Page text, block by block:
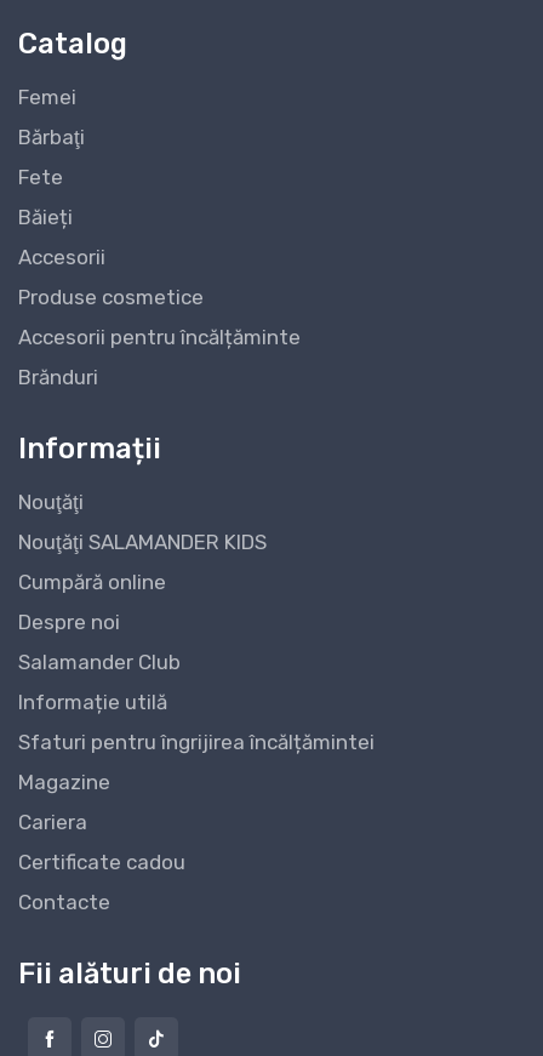
Catalog
Femei
Bărbaţi
Fete
Băieți
Accesorii
Produse cosmetice
Accesorii pentru încălțăminte
Brănduri
Informații
Nouţăţi
Nouţăţi SALAMANDER KIDS
Cumpără online
Despre noi
Salamander Club
Informație utilă
Sfaturi pentru îngrijirea încălțămintei
Magazine
Cariera
Certificate cadou
Contacte
Fii alături de noi